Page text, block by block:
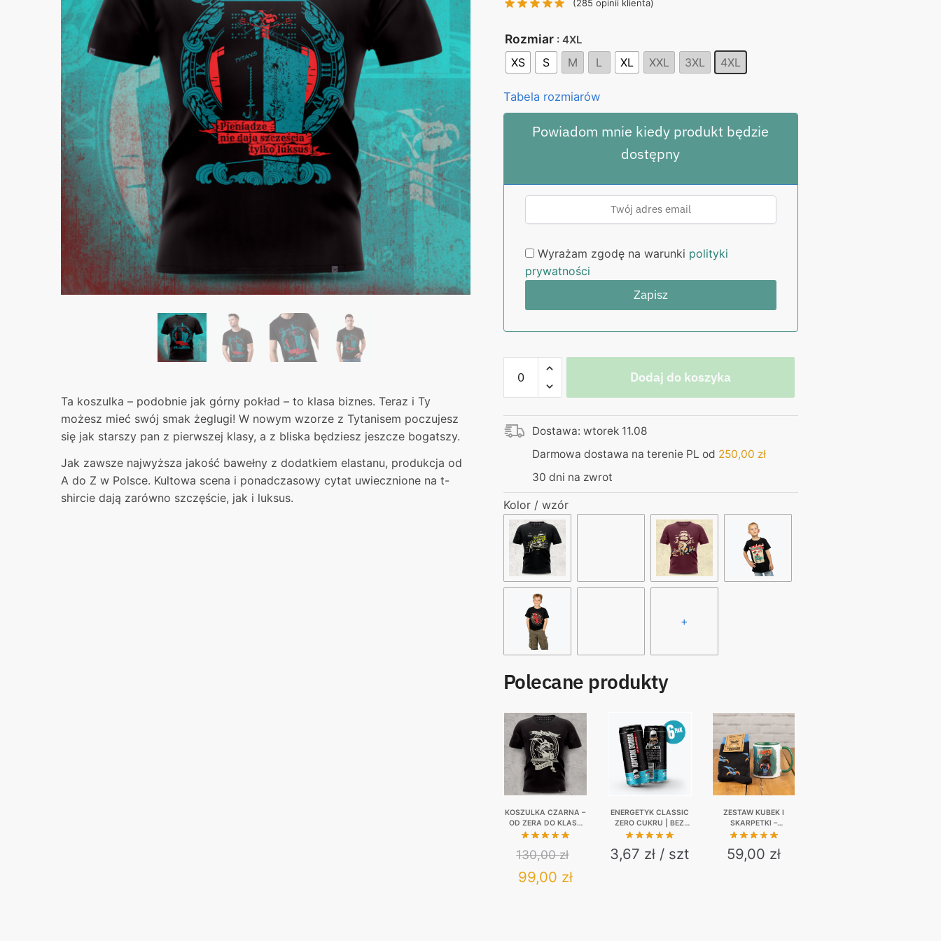
Ta koszulka – podobnie jak górny pokład – to klasa biznes. Teraz i Ty
możesz mieć swój smak żeglugi! W nowym wzorze z Tytanisem poczujesz
się jak starszy pan z pierwszej klasy, a z bliska będziesz jeszcze bogatszy.
Jak zawsze najwyższa jakość bawełny z dodatkiem elastanu, produkcja od
A do Z w Polsce. Kultowa scena i ponadczasowy cytat uwiecznione na t-
shircie dają zarówno szczęście, jak i luksus.
130,00 zł.
(285 opinii klienta)
Rozmiar : 4XL
XS S M L XL XXL 3XL 4XL
Tabela rozmiarów
Powiadom mnie kiedy produkt będzie
dostępny
Wyrażam zgodę na warunki polityki
prywatności
Koszulka
–
Pieniądze
nie
szczęścia,
luksus
Dodaj do koszyka
Dostawa: wtorek 11.08
Darmowa dostawa na terenie PL od 250,00 zł
30 dni na zwrot
Kolor / wzór
+
Polecane produkty
KOSZULKA CZARNA –
OD ZERA DO KLASY
ŚREDNIEJ
130,00zł
Original
99,00 złCurrent
ENERGETYK CLASSIC
ZERO CUKRU | BEZ
KAUCJI | 6-PAK | 6 X
3,67 zł / szt
ZESTAW KUBEK I
SKARPETKI –
NIEWAŻNE CO MAM W
59,00 zł